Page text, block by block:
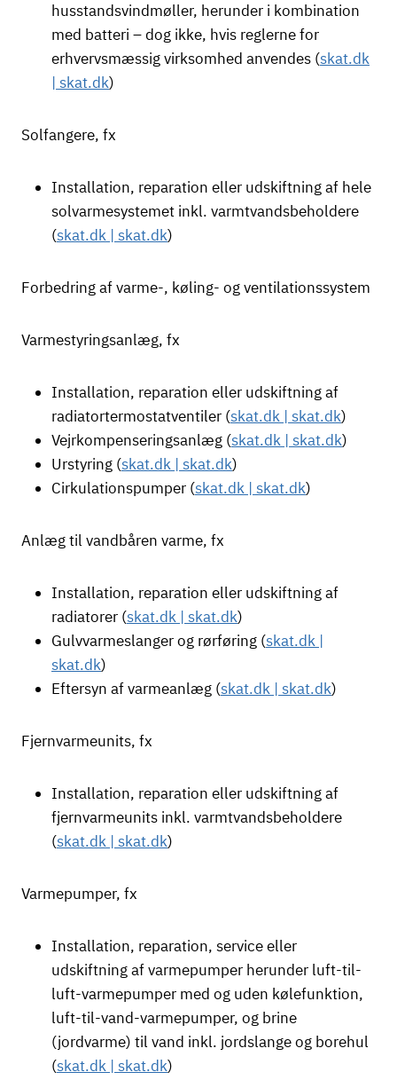
husstandsvindmøller, herunder i kombination
med batteri – dog ikke, hvis reglerne for
erhvervsmæssig virksomhed anvendes (skat.dk
| skat.dk)
Solfangere, fx
Installation, reparation eller udskiftning af hele
solvarmesystemet inkl. varmtvandsbeholdere
(skat.dk | skat.dk)
Forbedring af varme-, køling- og ventilationssystem
Varmestyringsanlæg, fx
Installation, reparation eller udskiftning af
radiatortermostatventiler (skat.dk | skat.dk)
Vejrkompenseringsanlæg (skat.dk | skat.dk)
Urstyring (skat.dk | skat.dk)
Cirkulationspumper (skat.dk | skat.dk)
Anlæg til vandbåren varme, fx
Installation, reparation eller udskiftning af
radiatorer (skat.dk | skat.dk)
Gulvvarmeslanger og rørføring (skat.dk |
skat.dk)
Eftersyn af varmeanlæg (skat.dk | skat.dk)
Fjernvarmeunits, fx
Installation, reparation eller udskiftning af
fjernvarmeunits inkl. varmtvandsbeholdere
(skat.dk | skat.dk)
Varmepumper, fx
Installation, reparation, service eller
udskiftning af varmepumper herunder luft-til-
luft-varmepumper med og uden kølefunktion,
luft-til-vand-varmepumper, og brine
(jordvarme) til vand inkl. jordslange og borehul
(skat.dk | skat.dk)